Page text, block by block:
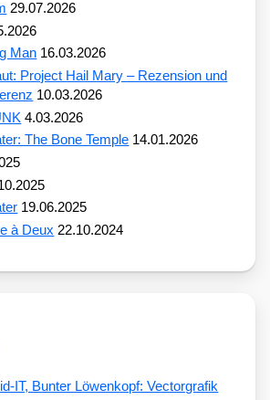
29.07.2026
Man 16.03.2026
Project Hail Mary – Rezension und
10.03.2026
4.03.2026
The Bone Temple 14.01.2026
19.06.2025
à Deux 22.10.2024